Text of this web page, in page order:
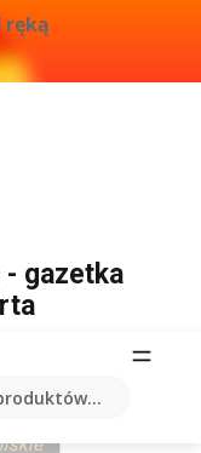
gazetka